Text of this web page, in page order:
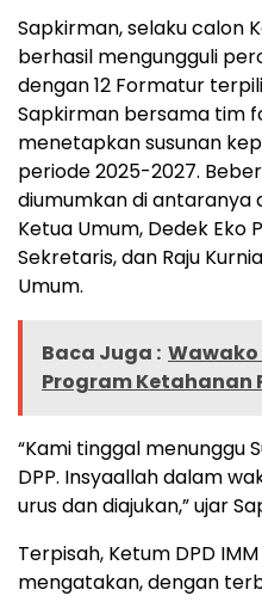
Sapkirman, selaku calon
berhasil mengungguli
dengan 12 Formatur
Sapkirman bersama tim
menetapkan susunan
periode 2025-2027.
diumumkan di antaranya
Ketua Umum, Dedek Eko
Sekretaris, dan Raju
Umum.
Baca Juga : Wawako
Program Ketahanan
“Kami tinggal menunggu
DPP. Insyaallah dalam
urus dan diajukan,” ujar
Terpisah, Ketum DPD
mengatakan, dengan